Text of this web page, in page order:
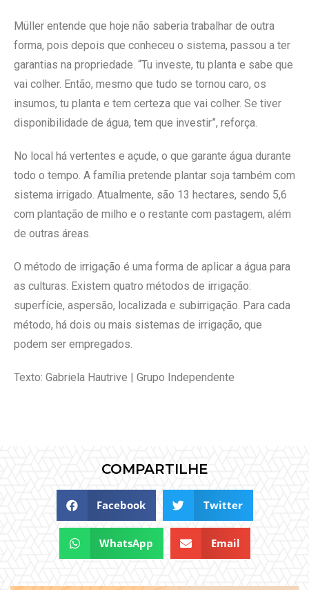
Müller entende que hoje não saberia trabalhar de outra
forma, pois depois que conheceu o sistema, passou a ter
garantias na propriedade. “Tu investe, tu planta e sabe que
vai colher. Então, mesmo que tudo se tornou caro, os
insumos, tu planta e tem certeza que vai colher. Se tiver
disponibilidade de água, tem que investir”, reforça.
No local há vertentes e açude, o que garante água durante
todo o tempo. A família pretende plantar soja também com
sistema irrigado. Atualmente, são 13 hectares, sendo 5,6
com plantação de milho e o restante com pastagem, além
de outras áreas.
O método de irrigação é uma forma de aplicar a água para
as culturas. Existem quatro métodos de irrigação:
superfície, aspersão, localizada e subirrigação. Para cada
método, há dois ou mais sistemas de irrigação, que
podem ser empregados.
Texto: Gabriela Hautrive | Grupo Independente
COMPARTILHE
Facebook Twitter
WhatsApp Email